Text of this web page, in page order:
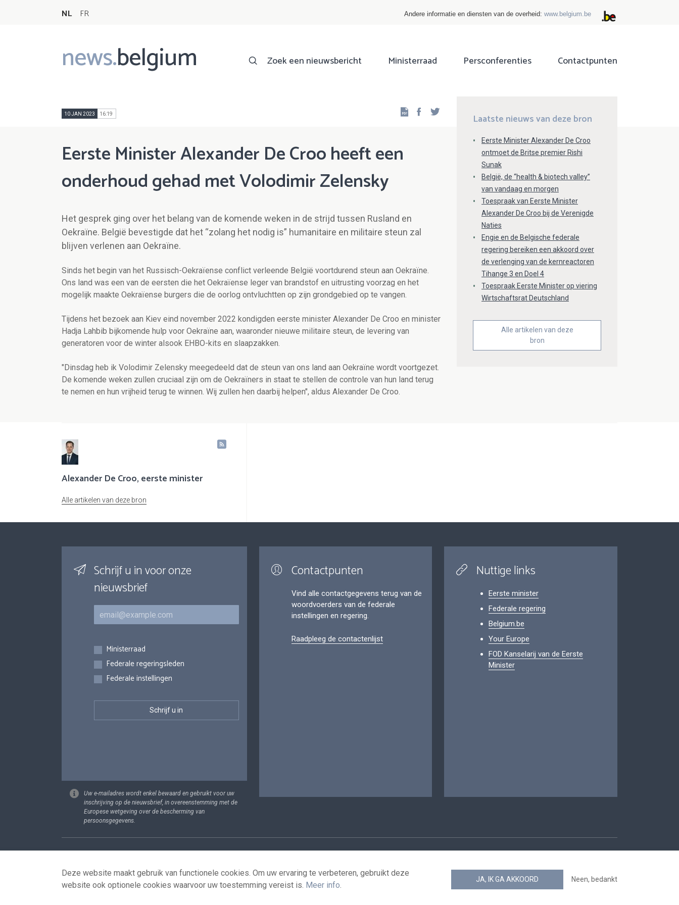
NL FR Andere informatie en diensten van de overheid: www.belgium.be
news.belgium
Main
navigation
Zoek een nieuwsbericht Ministerraad Persconferenties Contactpunten
10 JAN 2023 16:19 Facebook
Eerste Minister Alexander De Croo heeft een
onderhoud gehad met Volodimir Zelensky
Het gesprek ging over het belang van de komende weken in de strijd tussen Rusland en
Oekraïne. België bevestigde dat het “zolang het nodig is” humanitaire en militaire steun zal
blijven verlenen aan Oekraïne.
Sinds het begin van het Russisch-Oekraïense conflict verleende België voortdurend steun aan Oekraïne.
Ons land was een van de eersten die het Oekraïense leger van brandstof en uitrusting voorzag en het
mogelijk maakte Oekraïense burgers die de oorlog ontvluchtten op zijn grondgebied op te vangen.
Tijdens het bezoek aan Kiev eind november 2022 kondigden eerste minister Alexander De Croo en minister
Hadja Lahbib bijkomende hulp voor Oekraïne aan, waaronder nieuwe militaire steun, de levering van
generatoren voor de winter alsook EHBO-kits en slaapzakken.
"Dinsdag heb ik Volodimir Zelensky meegedeeld dat de steun van ons land aan Oekraïne wordt voortgezet.
De komende weken zullen cruciaal zijn om de Oekraïners in staat te stellen de controle van hun land terug
te nemen en hun vrijheid terug te winnen. Wij zullen hen daarbij helpen", aldus Alexander De Croo.
Laatste nieuws van deze bron
Eerste Minister Alexander De Croo
ontmoet de Britse premier Rishi
Sunak
België, de “health & biotech valley”
van vandaag en morgen
Toespraak van Eerste Minister
Alexander De Croo bij de Verenigde
Naties
Engie en de Belgische federale
regering bereiken een akkoord over
de verlenging van de kernreactoren
Tihange 3 en Doel 4
Toespraak Eerste Minister op viering
Wirtschaftsrat Deutschland
Alle artikelen van deze
bron
Alexander De Croo, eerste minister
Alle artikelen van deze bron
Schrijf u in voor onze
nieuwsbrief
E-mail
Inschrijvingen
Ministerraad
Federale regeringsleden
Federale instellingen
Uw e-mailadres wordt enkel bewaard en gebruikt voor uw
inschrijving op de nieuwsbrief, in overeenstemming met de
Europese wetgeving over de bescherming van
persoonsgegevens.
Contactpunten
Vind alle contactgegevens terug van de
woordvoerders van de federale
instellingen en regering.
Raadpleeg de contactenlijst
Nuttige links
Eerste minister
Federale regering
Belgium.be
Your Europe
FOD Kanselarij van de Eerste
Minister
Footer
Deze website maakt gebruik van functionele cookies. Om uw ervaring te verbeteren, gebruikt deze
website ook optionele cookies waarvoor uw toestemming vereist is. Meer info.
JA, IK GA AKKOORD Neen, bedankt